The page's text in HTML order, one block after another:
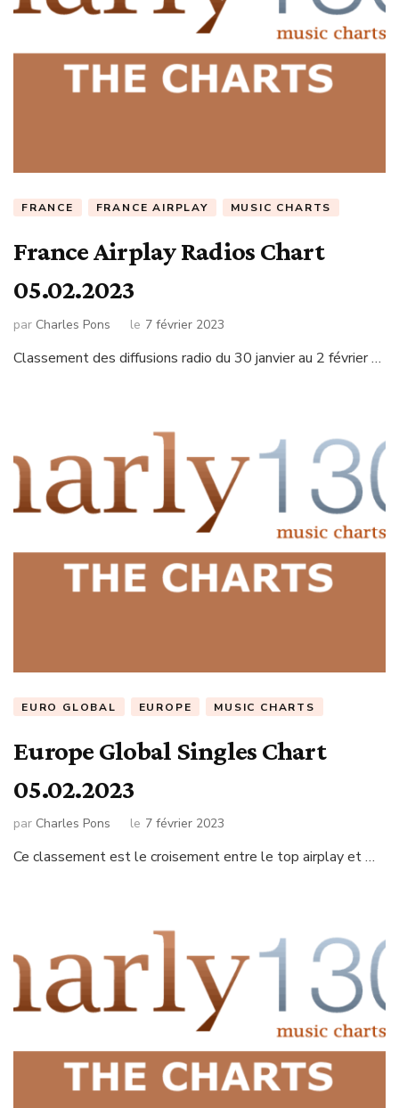
FRANCE FRANCE AIRPLAY MUSIC CHARTS
France Airplay Radios Chart
05.02.2023
par Charles Pons le 7 février 2023
Classement des diffusions radio du 30 janvier au 2 février …
EURO GLOBAL EUROPE MUSIC CHARTS
Europe Global Singles Chart
05.02.2023
par Charles Pons le 7 février 2023
Ce classement est le croisement entre le top airplay et …